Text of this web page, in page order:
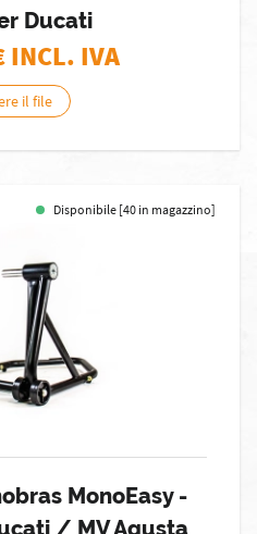
Ducati
INCL. IVA
il file
Disponibile [40 in magazzino]
MonoEasy -
/ MV Agusta